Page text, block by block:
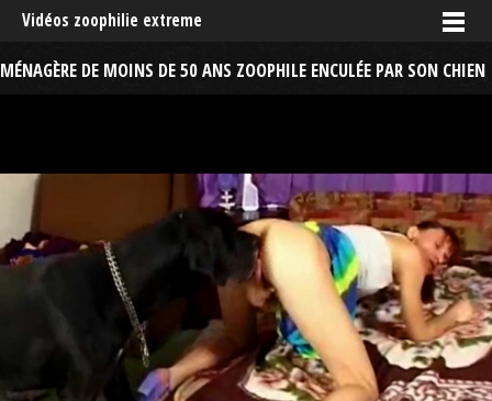
Vidéos zoophilie extreme
MÉNAGÈRE DE MOINS DE 50 ANS ZOOPHILE ENCULÉE PAR SON CHIEN